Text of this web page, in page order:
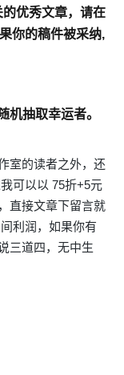
优秀文章，请在
你的稿件被采纳,
机抽取幸运者。
室的读者之外，还
可以以 75折+5元
直接文章下留言就
利润，如果你有
三道四，无中生